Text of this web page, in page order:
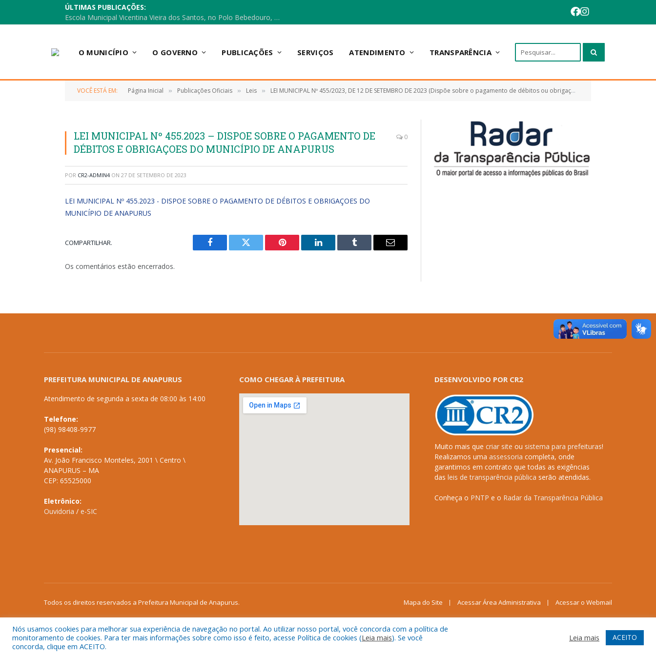
ÚLTIMAS PUBLICAÇÕES:
Escola Municipal Vicentina Vieira dos Santos, no Polo Bebedouro, recebeu materiais para a implantação do Cantinho da Leitura e da Sala Multidisciplinar.
O MUNICÍPIO O GOVERNO PUBLICAÇÕES SERVIÇOS ATENDIMENTO TRANSPARÊNCIA
VOCÊ ESTÁ EM: Página Inicial » Publicações Oficiais » Leis » LEI MUNICIPAL Nº 455/2023, DE 12 DE SETEMBRO DE 2023 (Dispõe sobre o pagamento de débitos ou obrigações do Município de Anapurus – MA considerados de pequeno valor, nos termos do art. 100, §§ 3º e 4º da Constituição da República, e outras providências)
LEI MUNICIPAL Nº 455.2023 – DISPOE SOBRE O PAGAMENTO DE
DÉBITOS E OBRIGAÇOES DO MUNICÍPIO DE ANAPURUS
0
POR CR2-ADMIN4 ON 27 DE SETEMBRO DE 2023
LEI MUNICIPAL Nº 455.2023 - DISPOE SOBRE O PAGAMENTO DE DÉBITOS E OBRIGAÇOES DO
MUNICÍPIO DE ANAPURUS
COMPARTILHAR.
Facebook Twitter Pinterest LinkedIn Tumblr
E-
Os comentários estão encerrados.
PREFEITURA MUNICIPAL DE ANAPURUS
Atendimento de segunda a sexta de 08:00 às 14:00
Telefone:
(98) 98408-9977
Presencial:
Av. João Francisco Monteles, 2001 \ Centro \
ANAPURUS – MA
CEP: 65525000
Eletrônico:
Ouvidoria / e-SIC
COMO CHEGAR À PREFEITURA DESENVOLVIDO POR CR2
Muito mais que criar site ou sistema para prefeituras!
Realizamos uma assessoria completa, onde
garantimos em contrato que todas as exigências
das leis de transparência pública serão atendidas.
Conheça o PNTP e o Radar da Transparência Pública
Todos os direitos reservados a Prefeitura Municipal de Anapurus. Mapa do Site Acessar Área Administrativa Acessar o Webmail
Nós usamos cookies para melhorar sua experiência de navegação no portal. Ao utilizar nosso portal, você concorda com a política de
monitoramento de cookies. Para ter mais informações sobre como isso é feito, acesse Política de cookies (Leia mais). Se você
concorda, clique em ACEITO.
Leia mais ACEITO